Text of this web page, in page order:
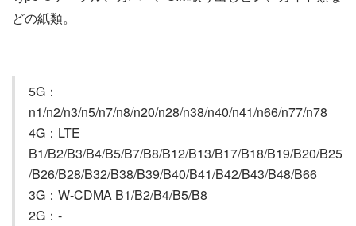
どの紙類。
5G：
n1/n2/n3/n5/n7/n8/n20/n28/n38/n40/n41/n66/n77/n78
4G：LTE
B1/B2/B3/B4/B5/B7/B8/B12/B13/B17/B18/B19/B20/B25
/B26/B28/B32/B38/B39/B40/B41/B42/B43/B48/B66
3G：W-CDMA B1/B2/B4/B5/B8
2G：-